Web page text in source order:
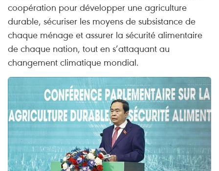
coopération pour développer une agriculture
durable, sécuriser les moyens de subsistance de
chaque ménage et assurer la sécurité alimentaire
de chaque nation, tout en s’attaquant au
changement climatique mondial.